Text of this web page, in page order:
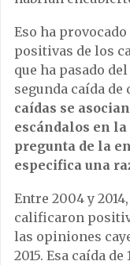
Eso ha
positivas de los
que ha pasado
segunda caída de
caídas se
escándalos en
pregunta de la
especifica una
Entre 2004 y
calificaron
las opiniones
2015. Esa caída